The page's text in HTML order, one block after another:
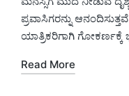
ಪ್ರವಾಸಿಗರನ್ನು
ಯಾತ್ರಿಕರಿಗಾಗಿ ಗೋಕರ್ಣಕ್ಕೆ
Read More